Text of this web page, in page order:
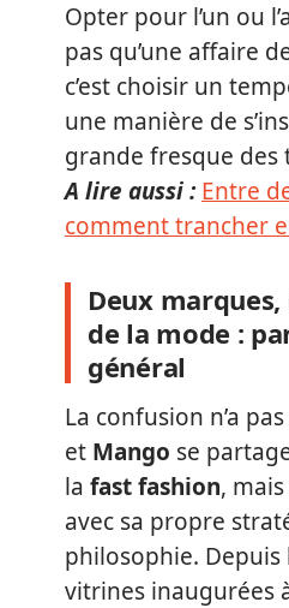
Opter pour l’un ou
pas qu’une affaire
c’est choisir un
une manière de
grande fresque des
A lire aussi : Entre
comment trancher
Deux
de la mode :
général
La confusion n’a
et Mango se
la fast fashion,
avec sa propre
philosophie. Depuis
vitrines inaugurées